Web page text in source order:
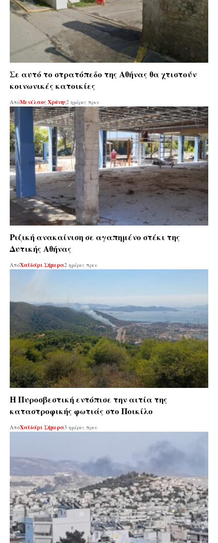
Σε αυτό το στρατόπεδο της Αθήνας θα χτιστούν
κοινωνικές κατοικίες
ΑπόΜενέλαος Χρόνης2 ημέρες πριν
Ριζική ανακαίνιση σε αγαπημένο στέκι της
Δυτικής Αθήνας
ΑπόΧαϊδάρι Σήμερα2 ημέρες πριν
Η Πυροσβεστική εντόπισε την αιτία της
καταστροφικής φωτιάς στο Ποικίλο
ΑπόΧαϊδάρι Σήμερα3 ημέρες πριν